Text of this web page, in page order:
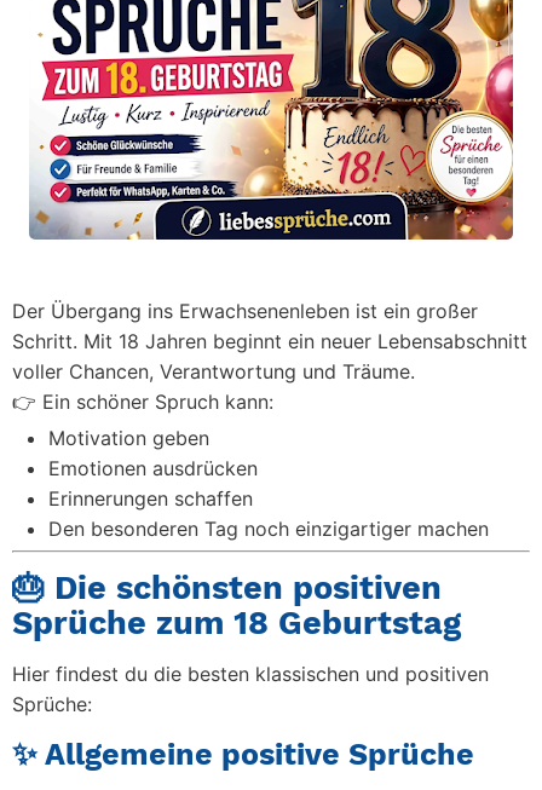
Der Übergang ins Erwachsenenleben ist ein großer
Schritt. Mit 18 Jahren beginnt ein neuer Lebensabschnitt
voller Chancen, Verantwortung und Träume.
👉 Ein schöner Spruch kann:
Motivation geben
Emotionen ausdrücken
Erinnerungen schaffen
Den besonderen Tag noch einzigartiger machen
🎂 Die schönsten positiven
Sprüche zum 18 Geburtstag
Hier findest du die besten klassischen und positiven
Sprüche:
✨ Allgemeine positive Sprüche